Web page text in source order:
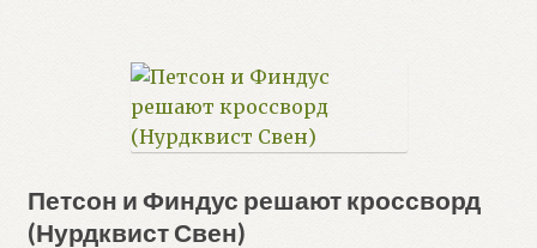
Петсон и Финдус решают кроссворд
(Нурдквист Свен)